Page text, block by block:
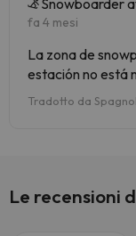
Snowboarder
fa 4 mesi
La zona de
estación no está
bien ,pero yo no
Tradotto da
Le recensioni